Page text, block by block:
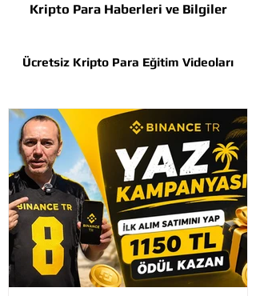
Ücretsiz Kripto Para Eğitim Videoları
Kripto Para Haberleri ve Bilgiler